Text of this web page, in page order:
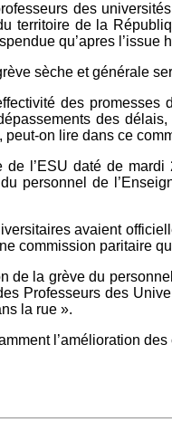
des
territoire de la
qu’apres
sèche et générale
des promesses
des
peut-on lire dans ce
de l’ESU daté de
personnel de
avaient
commission paritaire
de la grève du
Professeurs des
la rue ».
l’amélioration